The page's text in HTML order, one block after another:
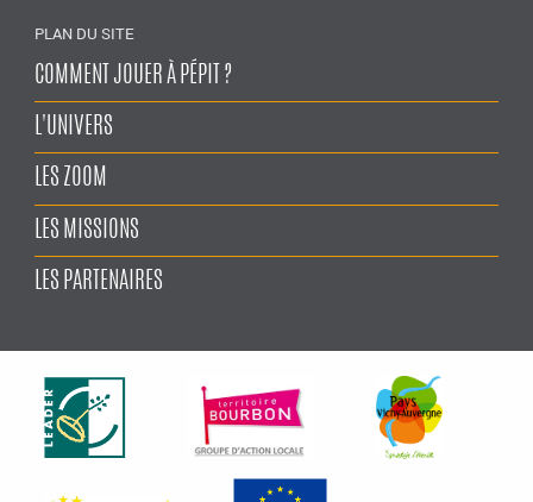
PLAN DU SITE
COMMENT JOUER À PÉPIT ?
L'UNIVERS
LES ZOOM
LES MISSIONS
LES PARTENAIRES